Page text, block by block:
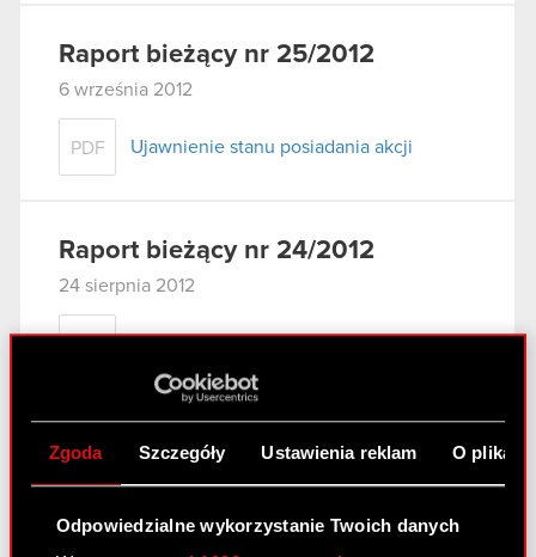
Zgoda Szczegóły Ustawienia reklam O
Odpowiedzialne wykorzystanie Twoich danych
Raport bieżący nr 25/2012
6 września 2012
PDF Ujawnienie stanu posiadania akcji
Raport bieżący nr 24/2012
24 sierpnia 2012
Zawarcie aneksu do umowy kredytowej
Raport bieżący nr 23/2012
9 sierpnia 2012
PDF
Szacunki skonsolidowanych przychodów
ze sprzedaży netto Grupy Kapitałowej